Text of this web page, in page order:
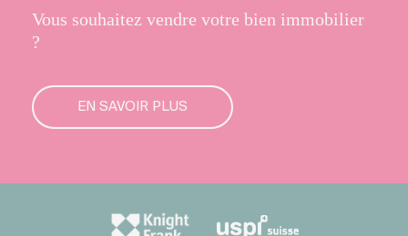
Vous souhaitez vendre votre bien immobilier
?
EN SAVOIR PLUS